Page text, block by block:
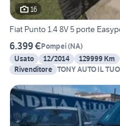
16
Fiat Punto 1.4 8V 5 porte
6.399 €Pompei(NA)
Usato
12/2014 129999 Km
Rivenditore TONY AUTO IL